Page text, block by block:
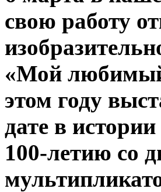
свою работу
«Мой
этом году
дате в
100-летию со